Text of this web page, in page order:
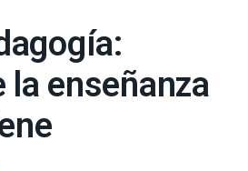
la enseñanza